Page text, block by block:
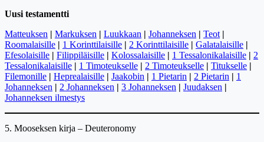
Uusi testamentti
Matteuksen | Markuksen | Luukkaan | Johanneksen | Teot |
Roomalaisille | 1 Korinttilaisille | 2 Korinttilaisille | Galatalaisille |
Efesolaisille | Filippiläisille | Kolossalaisille | 1 Tessalonikalaisille | 2
Tessalonikalaisille | 1 Timoteukselle | 2 Timoteukselle | Titukselle |
Filemonille | Heprealaisille | Jaakobin | 1 Pietarin | 2 Pietarin | 1
Johanneksen | 2 Johanneksen | 3 Johanneksen | Juudaksen |
Johanneksen ilmestys
5. Mooseksen kirja – Deuteronomy